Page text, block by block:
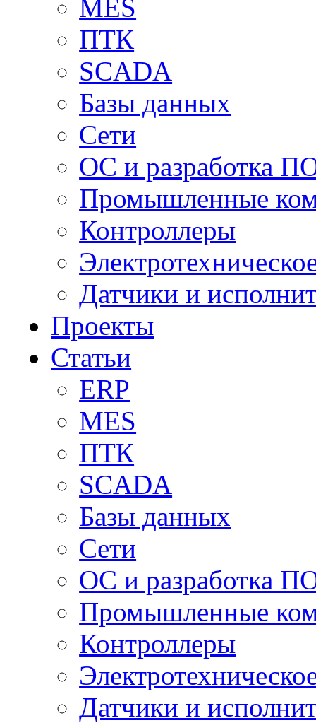
MES
ПТК
SCADA
Базы данных
Сети
ОС и разработка
Промышленные
Контроллеры
Датчики и
Проекты
Статьи
ERP
MES
ПТК
SCADA
Базы данных
Сети
ОС и разработка
Промышленные
Контроллеры
Датчики и